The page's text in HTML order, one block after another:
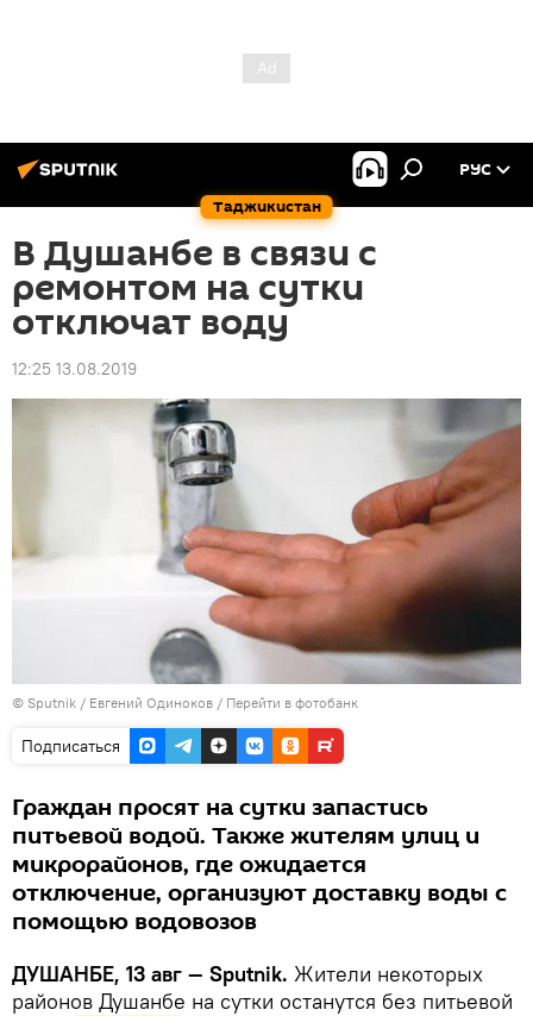
Таджикистан
РУС
В Душанбе в связи с
ремонтом на сутки
отключат воду
12:25 13.08.2019
© Sputnik / Евгений Одиноков / Перейти в фотобанк
Подписаться
Граждан просят на сутки запастись
питьевой водой. Также жителям улиц и
микрорайонов, где ожидается
отключение, организуют доставку воды с
помощью водовозов
ДУШАНБЕ, 13 авг — Sputnik. Жители некоторых
районов Душанбе на сутки останутся без питьевой